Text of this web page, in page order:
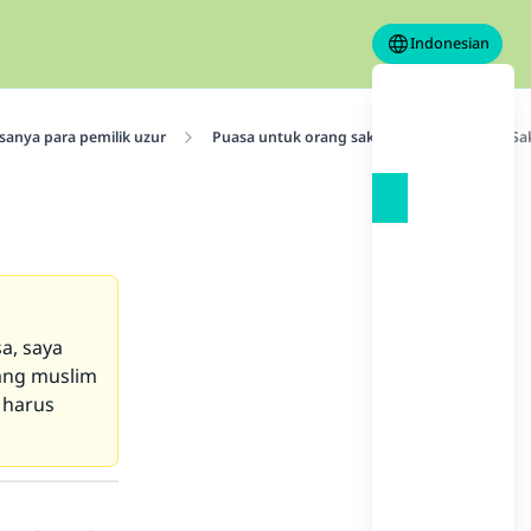
Indonesian
para pemilik uzur Puasa untuk orang sakit Merasakan
saya
muslim